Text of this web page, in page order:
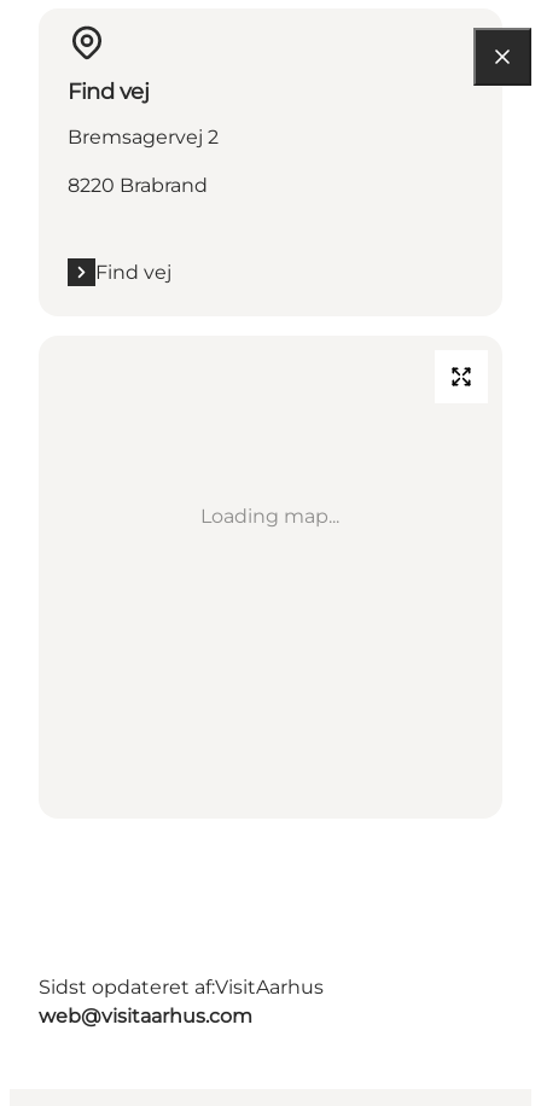
Find vej
Bremsagervej 2
8220 Brabrand
Find vej
Loading map...
Sidst opdateret af:VisitAarhus
web@visitaarhus.com